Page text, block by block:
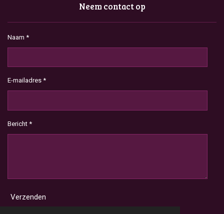
Neem contact op
Naam *
E-mailadres *
Bericht *
Verzenden